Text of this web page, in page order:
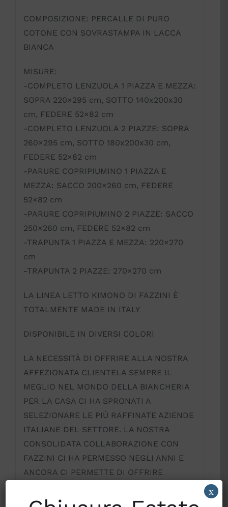
COMPOSIZIONE: PERCALLE DI PURO
COTONE CON SOVRASTAMPA IN LACCA
BIANCA
MISURE:
-COMPLETO LENZUOLA 1 PIAZZA E MEZZA:
SOPRA 220×295 cm, SOTTO 140x200x30
cm, FEDERE 52×82 cm
-COMPLETO LENZUOLA 2 PIAZZE: SOPRA
260×295 cm, SOTTO 180x200x30 cm,
FEDERE 52×82 cm
-PARURE COPRIPIUMINO 1 PIAZZA E
MEZZA: SACCO 200×260 cm, FEDERE
52×82 cm
-PARURE COPRIPIUMINO 2 PIAZZE: SACCO
250×260 cm, FEDERE 52×82 cm
-TRAPUNTA 1 PIAZZA E MEZZA: 220×270
cm
-TRAPUNTA 2 PIAZZE: 270×270 cm
LA LINEA LETTO KIMONO DI FAZZINI È
TOTALMENTE MADE IN ITALY
DISPONIBILE IN DIVERSI COLORI
LA NECESSITÀ DI OFFRIRE ALLA NOSTRA
AFFEZIONATA CLIENTELA SEMPRE IL
MEGLIO NEL MONDO DELLA BIANCHERIA
PER LA CASA CI HA SPRONATI A
SELEZIONARE LE PIÙ RAFFINATE AZIENDE
ITALIANE DEL SETTORE. LA NOSTRA
CONSOLIDATA COLLABORAZIONE CON
FAZZINI CI HA PERMESSO NEGLI ANNI E
ANCORA CI PERMETTE DI OFFRIRE
x